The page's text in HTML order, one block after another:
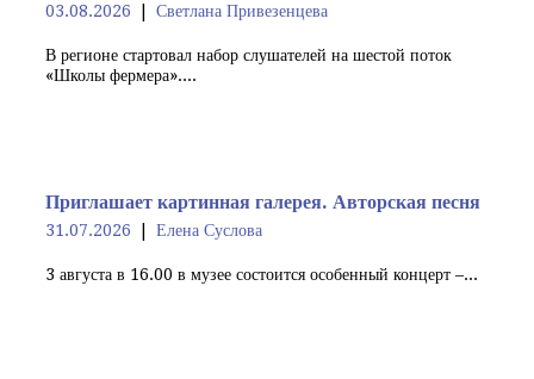
03.08.2026 Светлана Привезенцева
В регионе стартовал набор слушателей на шестой поток
«Школы фермера»....
Приглашает картинная галерея. Авторская песня
31.07.2026 Елена Суслова
3 августа в 16.00 в музее состоится особенный концерт –...